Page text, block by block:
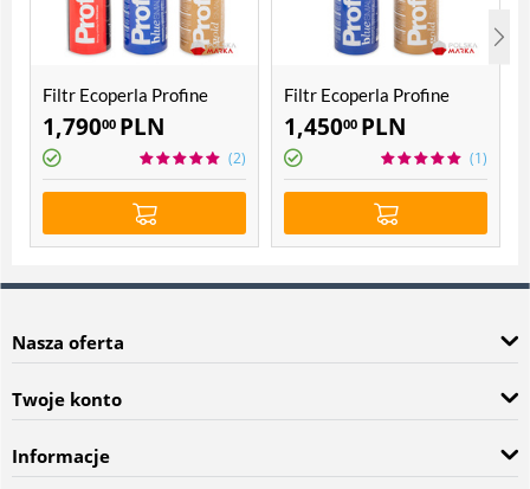
Filtr Ecoperla Profine
POU 3
1,79000 PLN
(2)
Filtr Ecoperla Profine
POU 2
1,45000 PLN
(1)
Nasza oferta
Twoje konto
Informacje